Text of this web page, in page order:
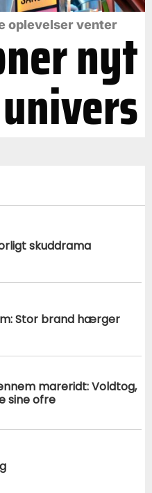
oplevelser venter
nyt
skuddrama
Stor brand hærger
mareridt: Voldtog,
sine ofre